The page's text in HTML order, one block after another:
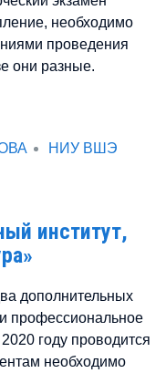
необходимо
проведения
они разные.
НИУ ВШЭ
институт,
дополнительных
профессиональное
году проводится
необходимо